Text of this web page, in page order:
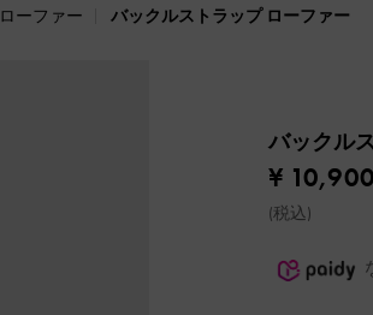
ローファー バックルストラップ ローファー
バックル
¥ 10,900
(税込)